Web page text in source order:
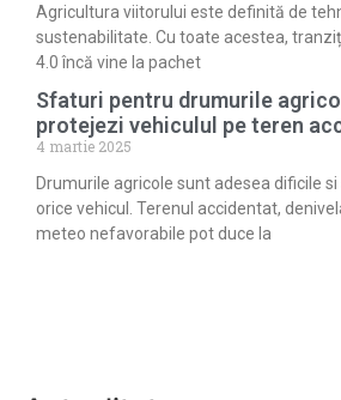
Agricultura viitorului este definită de
sustenabilitate. Cu toate acestea,
4.0 încă vine la pachet
Sfaturi pentru drumurile
protejezi vehiculul pe teren
4 martie 2025
Drumurile agricole sunt adesea dificile
orice vehicul. Terenul accidentat,
meteo nefavorabile pot duce la